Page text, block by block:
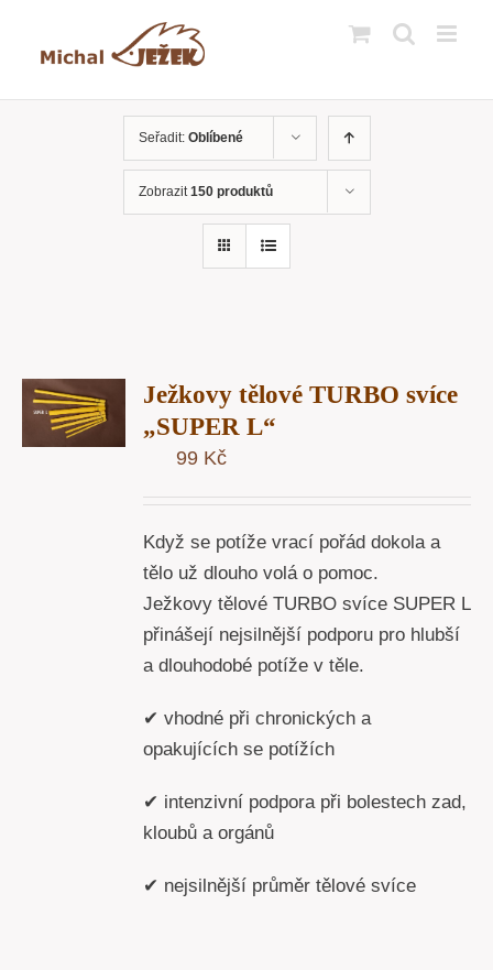
Seřadit: Oblíbené
Zobrazit150 produktů
Ježkovy tělové TURBO svíce
„SUPER L“
99 Kč
Když se potíže vrací pořád dokola a
tělo už dlouho volá o pomoc.
Ježkovy tělové TURBO svíce SUPER L
přinášejí nejsilnější podporu pro hlubší
a dlouhodobé potíže v těle.
✔ vhodné při chronických a
opakujících se potížích
✔ intenzivní podpora při bolestech zad,
kloubů a orgánů
✔ nejsilnější průměr tělové svíce